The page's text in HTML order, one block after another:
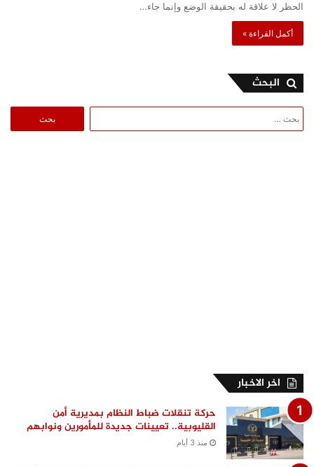
الحظر لا علاقة له بحقيقة الوضع وإنما جاء…
أكمل القراءة »
البحث
عن:
اخر الاخبار
حركة تنقلات ضباط النظام بمديرية أمن
القليوبية.. تعيينات جديدة للمأمورين ونوابهم
منذ 3 أيام